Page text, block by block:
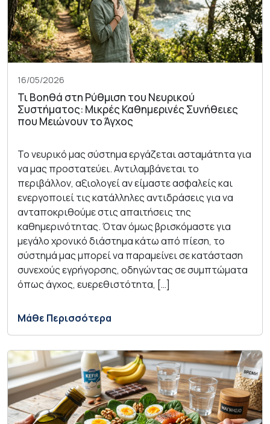
16/05/2026
Τι Βοηθά στη Ρύθμιση του Νευρικού
Συστήματος: Μικρές Καθημερινές Συνήθειες
που Μειώνουν το Άγχος
Το νευρικό μας σύστημα εργάζεται ασταμάτητα για
να μας προστατεύει. Αντιλαμβάνεται το
περιβάλλον, αξιολογεί αν είμαστε ασφαλείς και
ενεργοποιεί τις κατάλληλες αντιδράσεις για να
ανταποκριθούμε στις απαιτήσεις της
καθημερινότητας. Όταν όμως βρισκόμαστε για
μεγάλο χρονικό διάστημα κάτω από πίεση, το
σύστημά μας μπορεί να παραμείνει σε κατάσταση
συνεχούς εγρήγορσης, οδηγώντας σε συμπτώματα
όπως άγχος, ευερεθιστότητα, […]
Μάθε Περισσότερα